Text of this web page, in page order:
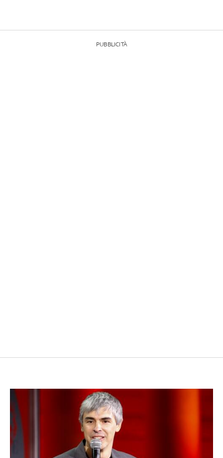
PUBBLICITÀ